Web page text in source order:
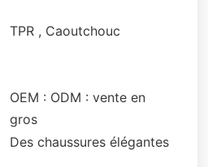
TPR , Caoutchouc
OEM : ODM : vente en
gros
Des chaussures élégantes